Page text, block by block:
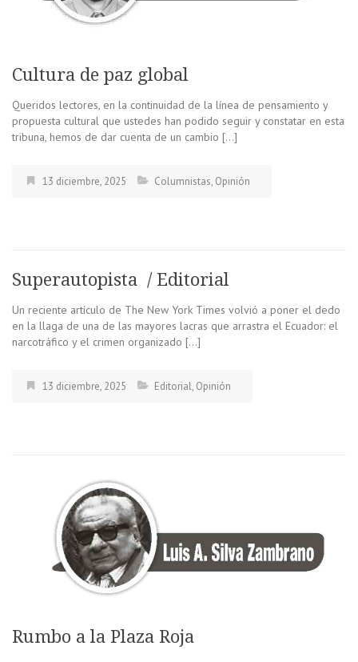
Cultura de paz global
Queridos lectores, en la continuidad de la línea de pensamiento y
propuesta cultural que ustedes han podido seguir y constatar en esta
tribuna, hemos de dar cuenta de un cambio […]
13 diciembre, 2025 Columnistas, Opinión
Superautopista / Editorial
Un reciente artículo de The New York Times volvió a poner el dedo
en la llaga de una de las mayores lacras que arrastra el Ecuador: el
narcotráfico y el crimen organizado […]
13 diciembre, 2025 Editorial, Opinión
Rumbo a la Plaza Roja